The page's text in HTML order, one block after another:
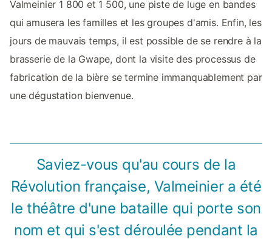
Valmeinier 1 800 et 1 500, une piste de luge en bandes
qui amusera les familles et les groupes d'amis. Enfin, les
jours de mauvais temps, il est possible de se rendre à la
brasserie de la Gwape, dont la visite des processus de
fabrication de la bière se termine immanquablement par
une dégustation bienvenue.
Saviez-vous qu'au cours de la
Révolution française, Valmeinier a été
le théâtre d'une bataille qui porte son
nom et qui s'est déroulée pendant la